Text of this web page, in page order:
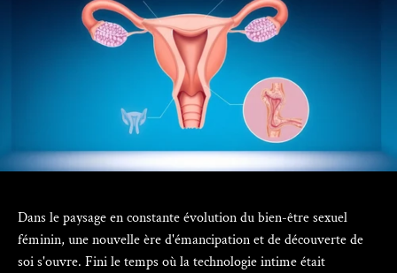
Dans le paysage en constante évolution du bien-être sexuel
féminin, une nouvelle ère d'émancipation et de découverte de
soi s'ouvre. Fini le temps où la technologie intime était